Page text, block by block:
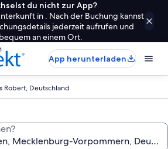
du nicht zur App?
in . Nach der Buchung kannst
jederzeit aufrufen und
an einem Ort.
App herunterladen
Robert, Deutschland